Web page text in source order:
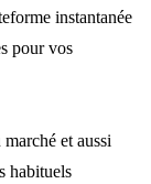
instantanée
pour vos
et aussi
habituels